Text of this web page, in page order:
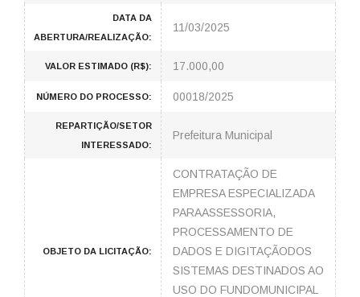
DATA DA
ABERTURA/REALIZAÇÃO:
11/03/2025
VALOR ESTIMADO (R$): 17.000,00
NÚMERO DO PROCESSO: 00018/2025
REPARTIÇÃO/SETOR
INTERESSADO:
Prefeitura Municipal
OBJETO DA LICITAÇÃO:
CONTRATAÇÃO DE
EMPRESA ESPECIALIZADA
PARAASSESSORIA,
PROCESSAMENTO DE
DADOS E DIGITAÇÃODOS
SISTEMAS DESTINADOS AO
USO DO FUNDOMUNICIPAL